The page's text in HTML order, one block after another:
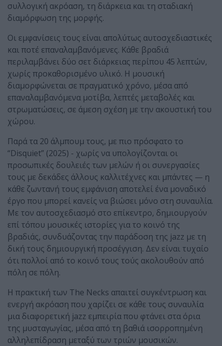
συλλογική ακρόαση, τη διάρκεια και τη σταδιακή
διαμόρφωση της μορφής.
Οι εμφανίσεις τους είναι απολύτως αυτοσχεδιαστικές
και ποτέ επαναλαμβανόμενες. Κάθε βραδιά
περιλαμβάνει δύο σετ διάρκειας περίπου 45 λεπτών,
χωρίς προκαθορισμένο υλικό. Η μουσική
διαμορφώνεται σε πραγματικό χρόνο, μέσα από
επαναλαμβανόμενα μοτίβα, λεπτές μεταβολές και
στρωματώσεις, σε άμεση σχέση με την ακουστική του
χώρου.
Παρά τα 20 άλμπουμ τους, με πιο πρόσφατο το
“Disquiet” (2025) - χωρίς να υπολογίζονται οι
προσωπικές δουλειές των μελών ή οι συνεργασίες
τους με δεκάδες άλλους καλλιτέχνες και μπάντες — η
κάθε ζωντανή τους εμφάνιση αποτελεί ένα μοναδικό
έργο που μπορεί κανείς να βιώσει μόνο στη συναυλία.
Με τον αυτοσχεδιασμό στο επίκεντρο, δημιουργούν
επί τόπου μουσικές ιστορίες για το κοινό της
βραδιάς, συνδυάζοντας την παράδοση της jazz με τη
δική τους δημιουργική προσέγγιση. Δεν είναι τυχαίο
ότι πολλοί από το κοινό τους τούς ακολουθούν από
πόλη σε πόλη.
Η πρακτική των The Necks απαιτεί συγκέντρωση και
ενεργή ακρόαση που χαρίζει σε κάθε τους συναυλία
μια διαφορετική jazz εμπειρία που φτάνει στα όρια
της μυσταγωγίας, μέσα από τη βαθιά ισορροπημένη
αλληλεπίδραση μεταξύ των τριών μουσικών.